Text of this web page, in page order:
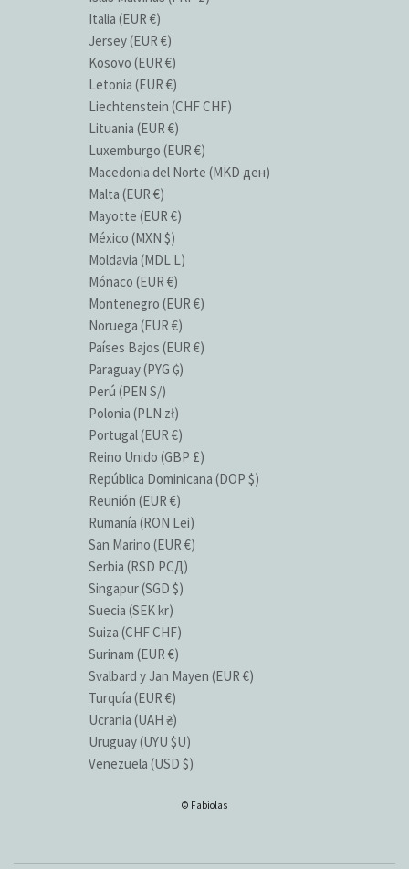
Italia (EUR €)
Jersey (EUR €)
Kosovo (EUR €)
Letonia (EUR €)
Liechtenstein (CHF CHF)
Lituania (EUR €)
Luxemburgo (EUR €)
Macedonia del Norte (MKD ден)
Malta (EUR €)
Mayotte (EUR €)
México (MXN $)
Moldavia (MDL L)
Mónaco (EUR €)
Montenegro (EUR €)
Noruega (EUR €)
Países Bajos (EUR €)
Paraguay (PYG ₲)
Perú (PEN S/)
Polonia (PLN zł)
Portugal (EUR €)
Reino Unido (GBP £)
República Dominicana (DOP $)
Reunión (EUR €)
Rumanía (RON Lei)
San Marino (EUR €)
Serbia (RSD РСД)
Singapur (SGD $)
Suecia (SEK kr)
Suiza (CHF CHF)
Surinam (EUR €)
Svalbard y Jan Mayen (EUR €)
Turquía (EUR €)
Ucrania (UAH ₴)
Uruguay (UYU $U)
Venezuela (USD $)
© Fabiolas